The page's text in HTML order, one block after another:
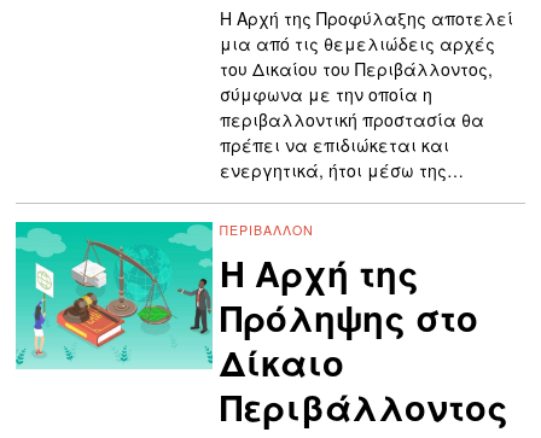
Η Αρχή της Προφύλαξης αποτελεί
μια από τις θεμελιώδεις αρχές
του Δικαίου του Περιβάλλοντος,
σύμφωνα με την οποία η
περιβαλλοντική προστασία θα
πρέπει να επιδιώκεται και
ενεργητικά, ήτοι μέσω της…
ΠΕΡΙΒΆΛΛΟΝ
Η Αρχή της
Πρόληψης στο
Δίκαιο
Περιβάλλοντος